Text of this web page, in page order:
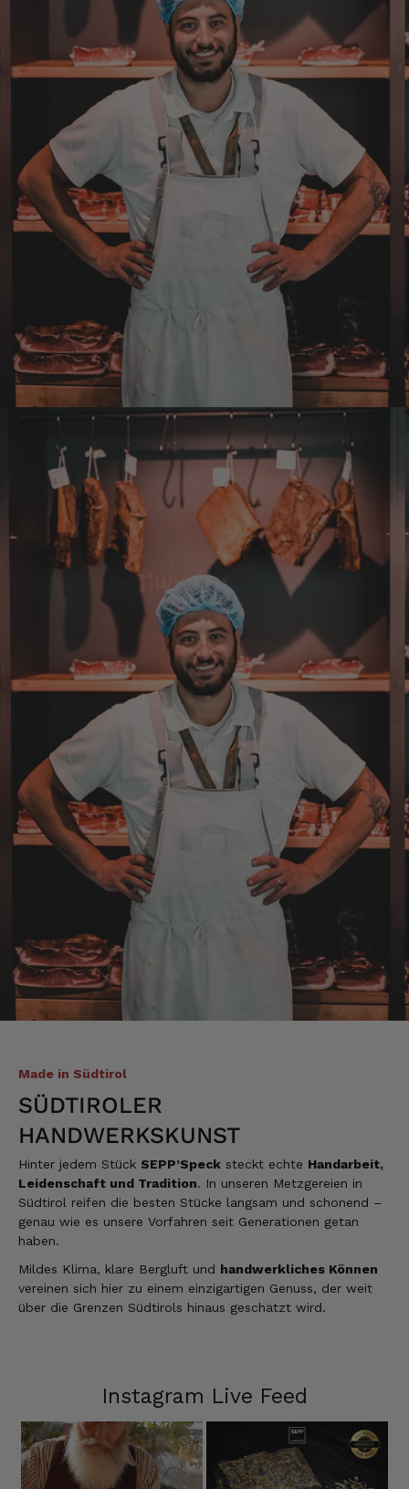
Made in Südtirol
SÜDTIROLER
HANDWERKSKUNST
Hinter jedem Stück SEPP’Speck steckt echte Handarbeit,
Leidenschaft und Tradition. In unseren Metzgereien in
Südtirol reifen die besten Stücke langsam und schonend –
genau wie es unsere Vorfahren seit Generationen getan
haben.
Mildes Klima, klare Bergluft und handwerkliches Können
vereinen sich hier zu einem einzigartigen Genuss, der weit
über die Grenzen Südtirols hinaus geschätzt wird.
Instagram Live Feed
Top Ware. Top Lieferung. Immer wieder👍
7.8.2026
Silvia
Verifizierter Kunde
Schmeckt alles sehe lecker würde und werde
immer wieder bestellen. 👍🤤🤤❤️
7.8.2026
Ellen
Verifizierter Kunde
Eurer Speck 🥓 ist einfach zum reinknien. Der
Geschmack… wie auf Wolke sieben.
Wolfgang
Verpackung, alles super. Bei kleinen
man ohne bedenken bestellen.
7.8.2026
Steffi
Sehr gute Produkte und auch eine schnelle
Lieferung. Produkte auch lange haltbar.
Bernhard
Verifizierter Kunde
Die Ware wurde sehr schnell geliefert und ich
habe sie dann auch gleich probiert und es ist
natürlich ein wunderbarer Geschmack aus
Tirol und ich bin froh, dass sie so eine gute
Qualität liefert
7.8.2026
Christa
Verifizierter Kunde
Der Schinken schmeckt sehr gut durch die
Bergkräuter. Ich würde mir wünschen
einzelne Teile zu bestellen. Meistens sind es
Pakete. Bin Rentnerin und brauche nicht so
viel.
7.8.2026